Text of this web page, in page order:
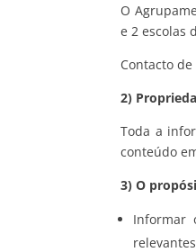
O
e 2 escolas
Contacto
2)
Toda a
conteúdo
3) O
Informar